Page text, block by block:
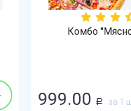
Комбо
999.00 Р за 1